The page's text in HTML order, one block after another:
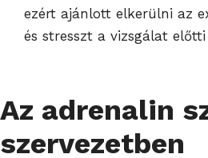
ezért ajánlott elkerülni az
és stresszt a vizsgálat
Az adrenalin
szervezetben